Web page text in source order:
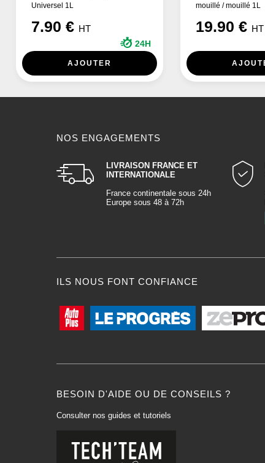
Universel 1L
7.90 € HT
24H
AJOUTER
mouillé / mouillé 1L
19.90 € HT
NOS ENGAGEMENTS
LIVRAISON FRANCE ET
INTERNATIONALE
France continentale sous 24h
Europe sous 48 à 72h
ILS NOUS FONT CONFIANCE
BESOIN D'AIDE OU DE CONSEILS ?
Consulter nos guides et tutoriels